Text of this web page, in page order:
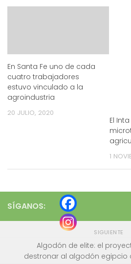
En Santa Fe uno de cada
cuatro trabajadores
estuvo vinculado a la
agroindustria
20 JULIO, 2020
El
1
SÍGANOS:
SIGUIENTE
Algodón de elite: el
destronar al algodón egipcio